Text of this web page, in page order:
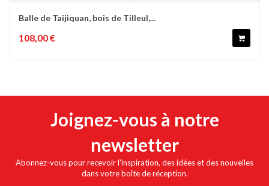
Balle de Taijiquan, bois de Tilleul,...
108,00 €
Joignez-vous à notre
newsletter
Abonnez-vous pour recevoir l'inspiration, des idées et des nouvelles
dans votre boîte de réception.